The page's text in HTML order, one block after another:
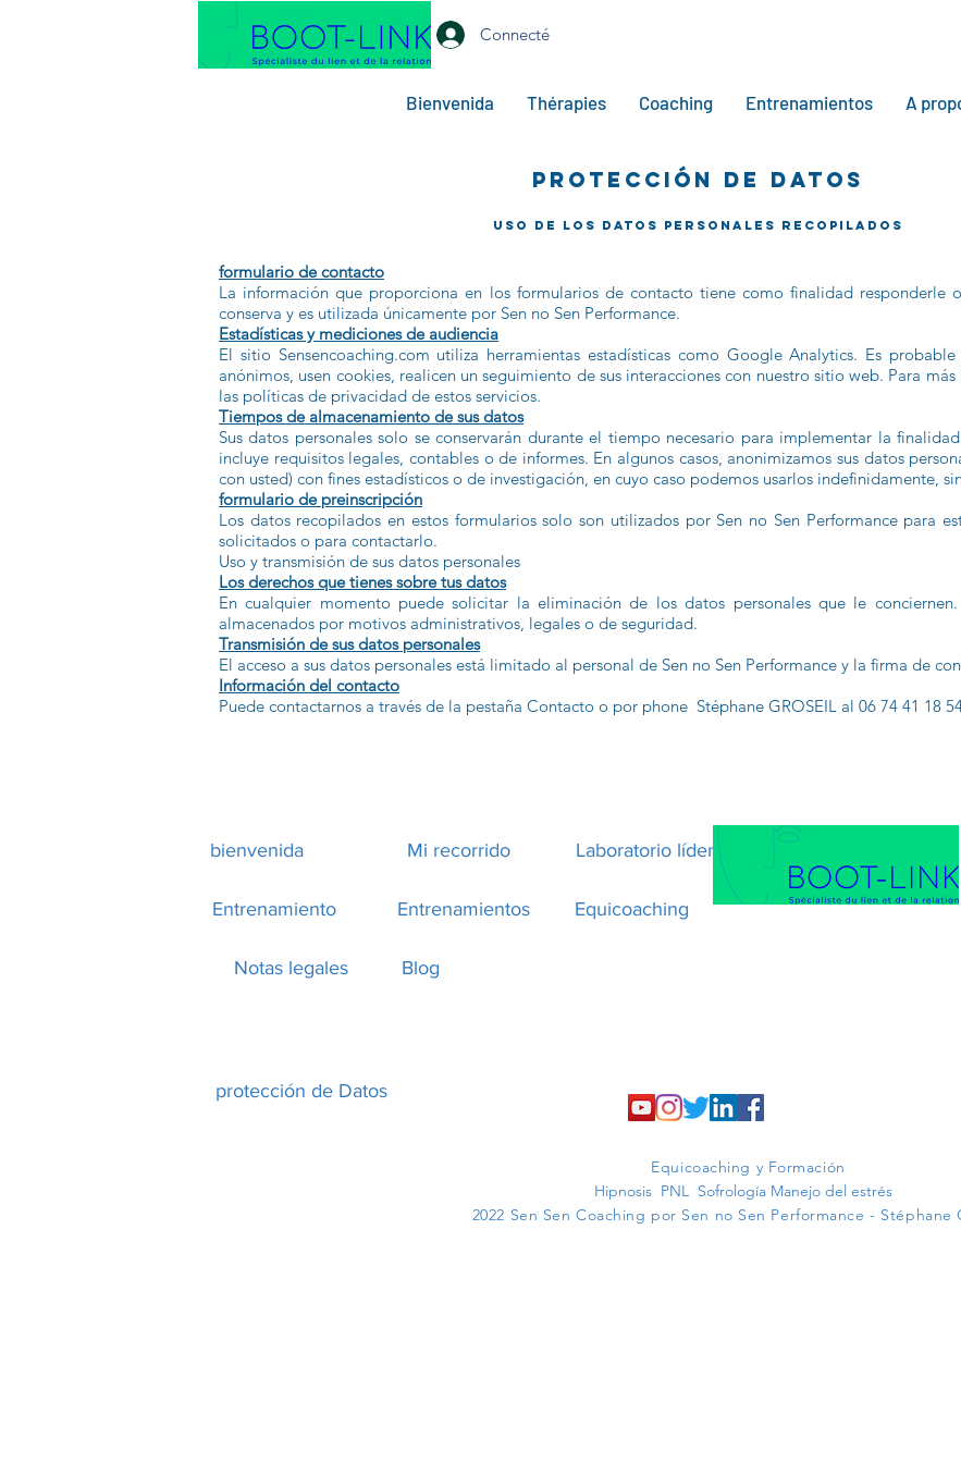
Connecté
Bienvenida Thérapies Coaching Entrenamientos A
PROTECCIÓN DE DATOS
Uso de los datos personales recopilados
formulario de contacto
La información que proporciona en los formularios de contacto tiene como finalidad responderle
conserva y es utilizada únicamente por Sen no Sen Performance.
Estadísticas y mediciones de audiencia
El sitio Sensencoaching.com utiliza herramientas estadísticas como Google Analytics. Es
anónimos, usen cookies, realicen un seguimiento de sus interacciones con nuestro sitio web. Para
las políticas de privacidad de estos servicios.
Tiempos de almacenamiento de sus datos
Sus datos personales solo se conservarán durante el tiempo necesario para implementar la
incluye requisitos legales, contables o de informes. En algunos casos, anonimizamos sus datos
con usted) con fines estadísticos o de investigación, en cuyo caso podemos usarlos indefinidamente,
formulario de preinscripción
Los datos recopilados en estos formularios solo son utilizados por Sen no Sen Performance para
solicitados o para contactarlo.
Uso y transmisión de sus datos personales
Los derechos que tienes sobre tus datos
En cualquier momento puede solicitar la eliminación de los datos personales que le
almacenados por motivos administrativos, legales o de seguridad.
Transmisión de sus datos personales
El acceso a sus datos personales está limitado al personal de Sen no Sen Performance y la firma de
Información del contacto
Puede contactarnos a través de la pestaña Contacto o por phone Stéphane GROSEIL al 06 74 41 18
bienvenida
Entrenamiento
Notas legales
Mi recorrido
Entrenamientos
Blog
Laboratorio líder
Equicoaching
protección de Datos
Equicoaching y Formación
Hipnosis PNL Sofrología Manejo del estrés
2022 Sen Sen Coaching por Sen no Sen Performance - Stéphane